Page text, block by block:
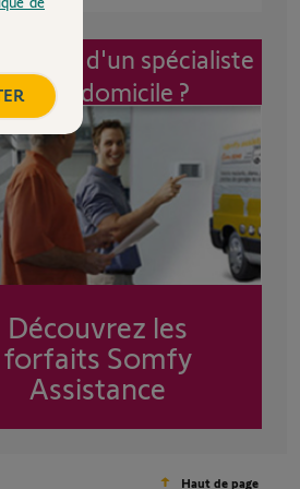
d'un spécialiste
à mon domicile ?
Découvrez les
forfaits Somfy
Assistance
Haut de page